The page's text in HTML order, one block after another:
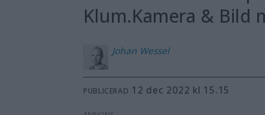
Klum.Kamera & Bild
Johan Wessel
PUBLICERAD 12 dec 2022 kl 15.15